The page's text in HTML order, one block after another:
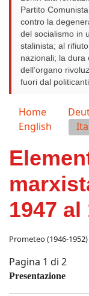
Partito
contro la
del socialismo in
stalinista; al
nazionali; la dura
dell’organo
fuori dal
Seleziona la tua
Home
English
1947 al
Prometeo (1946-1952)
Pagina 1 di 2
Presentazione